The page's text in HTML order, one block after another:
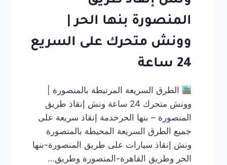
المنصورة بنها الحر |
وونش متحرك على السريع
24 ساعة
الطرق السريعة المرتبطة بالمنصورة |
وونش متحرك 24 ساعة ونش إنقاذ طريق
المنصورة – بنها الحرخدمة إنقاذ سريعة على
جميع الطرق السريعة المحيطة بالمنصورة
ونش إنقاذ سيارات على طريق المنصورة-بنها
الحر وطريق القاهرة-المنصورة وطريق…